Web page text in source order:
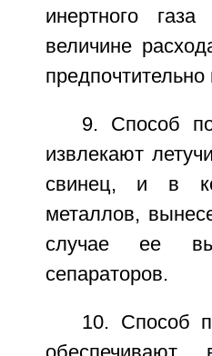
инертного
величине
9. Способ
извлекают
свинец, и в
металлов,
случае ее
сепараторов.
10. Способ